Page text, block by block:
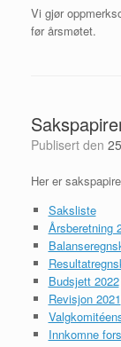
Vi gjør
før årsmøtet.
Publisert den
Her er
Saksliste
Årsberetning
Budsjett 2022
Revisjon 2021
Innkomne